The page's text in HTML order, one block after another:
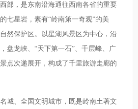
部，是东南沿海通往西南各省的重要
七星岩，素有“岭南第一奇观”的美
然保护区。以星湖风景区为中心，沿
盘龙峡、“天下第一石”、千层峰、广
点次递展开，构成了千里旅游走廊的
城、全国文明城市，既是岭南土著文